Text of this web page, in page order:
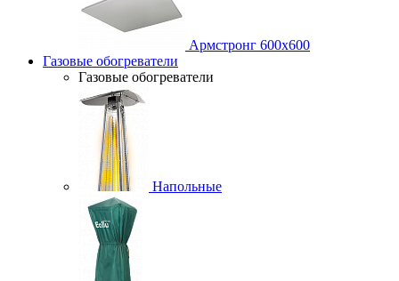
Армстронг 600х600
Газовые обогреватели
Газовые обогреватели
Напольные